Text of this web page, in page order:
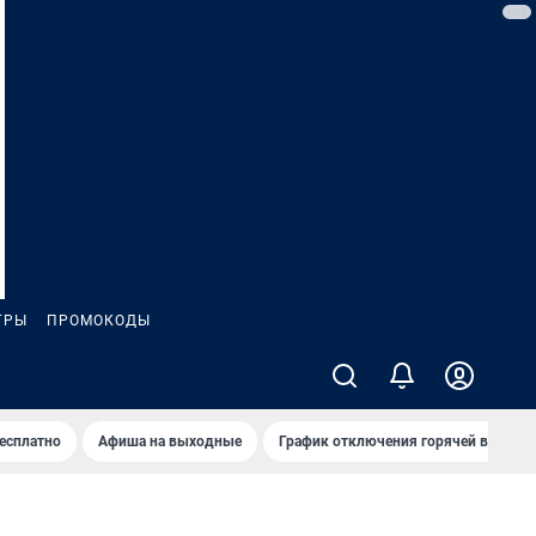
ПРОМОКОДЫ
Афиша на выходные График отключения горячей воды в